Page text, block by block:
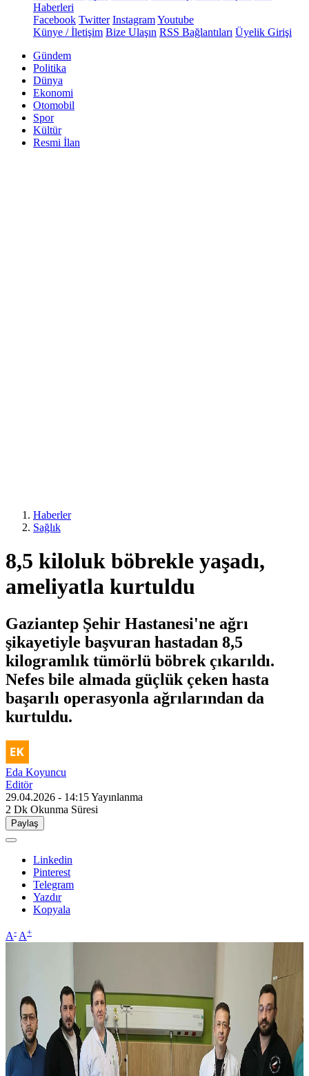
Haberleri
Facebook Twitter InstagramYoutube
Künye / İletişim Bize Ulaşın RSS Bağlantıları Üyelik Girişi
Gündem
Politika
Dünya
Ekonomi
Otomobil
Spor
Kültür
Resmi İlan
Haberler
Sağlık
8,5 kiloluk böbrekle yaşadı,
ameliyatla kurtuldu
Gaziantep Şehir Hastanesi'ne ağrı
şikayetiyle başvuran hastadan 8,5
kilogramlık tümörlü böbrek çıkarıldı.
Nefes bile almada güçlük çeken hasta
başarılı operasyonla ağrılarından da
kurtuldu.
Eda Koyuncu
Editör
29.04.2026 - 14:15Yayınlanma
2 Dk Okunma Süresi
Paylaş
Linkedin
Pinterest
Telegram
Yazdır
Kopyala
A- A+